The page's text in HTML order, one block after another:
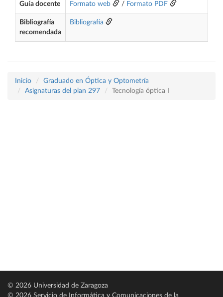
Guía docente Formato web / Formato PDF
Bibliografía
recomendada
Bibliografía
Inicio
Graduado en Óptica y Optometría
Asignaturas del plan 297
Tecnología óptica I
© 2026 Universidad de Zaragoza
© 2026 Servicio de Informática y Comunicaciones de la